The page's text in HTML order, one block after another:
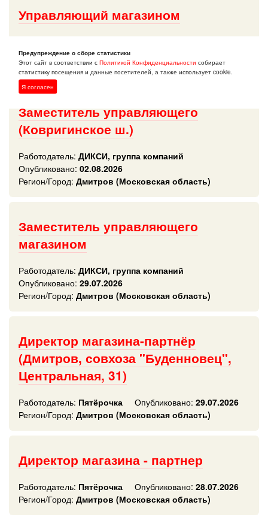
Управляющий магазином
Опубликовано:02.08.2026
Регион/Город:Дмитров (Московская область)
Заместитель управляющего
(Ковригинское ш.)
Работодатель: ДИКСИ, группа компаний
Опубликовано: 02.08.2026
Регион/Город: Дмитров (Московская область)
Заместитель управляющего
магазином
Работодатель: ДИКСИ, группа компаний
Опубликовано: 29.07.2026
Регион/Город: Дмитров (Московская область)
Директор магазина-партнёр
(Дмитров, совхоза "Буденновец",
Центральная, 31)
Работодатель: Пятёрочка Опубликовано: 29.07.2026
Регион/Город: Дмитров (Московская область)
Директор магазина - партнер
Работодатель: Пятёрочка Опубликовано: 28.07.2026
Регион/Город: Дмитров (Московская область)
Предупреждение о сборе статистики
Этот сайт в соответствии сПолитикой Конфиденциальности собирает
статистику посещения и данные посетителей, а также использует cookie.
Я согласен